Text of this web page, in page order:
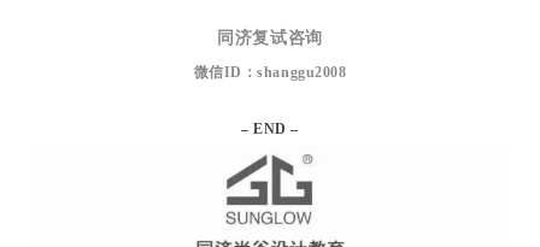
同济复试咨询
微信ID：shanggu2008
– END –